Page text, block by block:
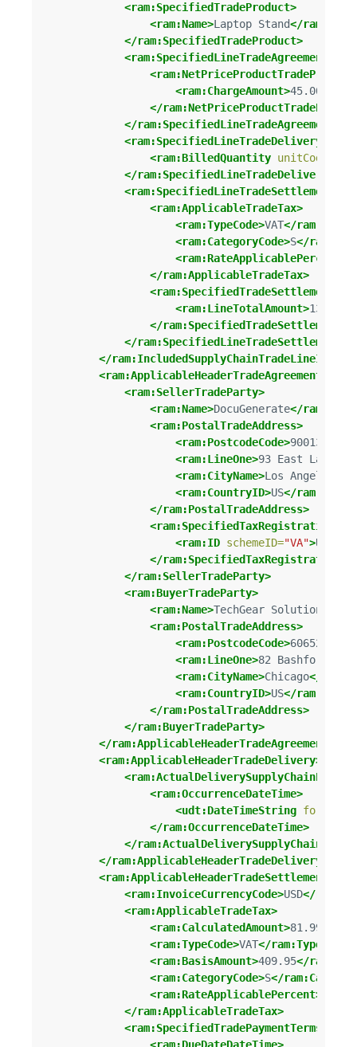
<ram:SpecifiedTradeProduct>
<ram:Name>Laptop Stand</
</ram:SpecifiedTradeProduct>
<ram:SpecifiedLineTradeAgreement>
<ram:NetPriceProductTradePrice>
<ram:ChargeAmount>45.00
</ram:NetPriceProductTradePrice>
</ram:SpecifiedLineTradeAgreement>
<ram:SpecifiedLineTradeDelivery>
<ram:BilledQuantity unitCode=
</ram:SpecifiedLineTradeDelivery>
<ram:SpecifiedLineTradeSettlement>
<ram:ApplicableTradeTax>
<ram:TypeCode>VAT</
<ram:CategoryCode>S</
<ram:RateApplicablePercent>
</ram:ApplicableTradeTax>
<ram:LineTotalAmount>135.00
</
</ram:SpecifiedLineTradeSettlement>
</ram:IncludedSupplyChainTradeLineItem>
<ram:ApplicableHeaderTradeAgreement>
<ram:SellerTradeParty>
<ram:Name>DocuGenerate</
<ram:PostalTradeAddress>
<ram:PostcodeCode>90013
<ram:LineOne>93 East Lassen
<ram:CityName>Los Angeles
<ram:CountryID>US</
</ram:PostalTradeAddress>
<ram:SpecifiedTaxRegistration>
<ram:ID schemeID="VA">
</ram:SpecifiedTaxRegistration>
</ram:SellerTradeParty>
<ram:BuyerTradeParty>
<ram:Name>TechGear Solutions
<ram:PostalTradeAddress>
<ram:PostcodeCode>60652
<ram:LineOne>82 Bashford
<ram:CityName>Chicago</
<ram:CountryID>US</
</ram:PostalTradeAddress>
</ram:BuyerTradeParty>
</ram:ApplicableHeaderTradeAgreement>
<ram:ApplicableHeaderTradeDelivery>
<ram:ActualDeliverySupplyChainEvent>
<ram:OccurrenceDateTime>
<udt:DateTimeString format=
</ram:OccurrenceDateTime>
</
</ram:ApplicableHeaderTradeDelivery>
<ram:ApplicableHeaderTradeSettlement>
<ram:InvoiceCurrencyCode>USD</
<ram:ApplicableTradeTax>
<ram:CalculatedAmount>81.99
<ram:TypeCode>VAT</ram:TypeCode>
<ram:BasisAmount>409.95</
<ram:CategoryCode>S</
<ram:RateApplicablePercent>
</ram:ApplicableTradeTax>
<ram:SpecifiedTradePaymentTerms>
<ram:DueDateDateTime>